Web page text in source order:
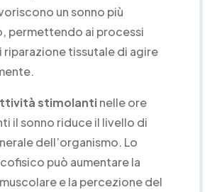
un sonno più
permettendo ai processi
riparazione tissutale di agire
stimolantinelle ore
il sonno riduce il livello di
dell’organismo. Lo
può aumentare la
e la percezione del